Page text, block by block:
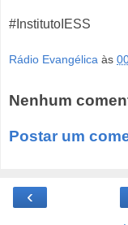
#InstitutoIESS
Rádio Evangélica às
Nenhum
Postar um
‹